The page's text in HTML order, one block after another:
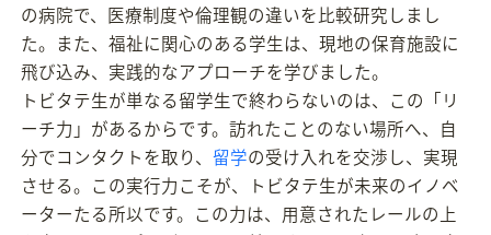
の病院で、医療制度や倫理観の違いを比較研究しまし
た。また、福祉に関心のある学生は、現地の保育施設に
飛び込み、実践的なアプローチを学びました。
トビタテ生が単なる留学生で終わらないのは、この「リ
ーチ力」があるからです。訪れたことのない場所へ、自
分でコンタクトを取り、留学の受け入れを交渉し、実現
させる。この実行力こそが、トビタテ生が未来のイノベ
ーターたる所以です。この力は、用意されたレールの上